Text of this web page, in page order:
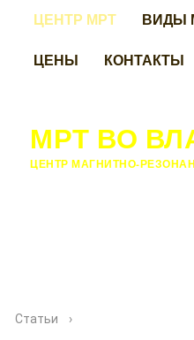
ЦЕНТР МРТ
ВИДЫ
ЦЕНЫ
КОНТАКТЫ
МРТ ВО
ЦЕНТР МАГНИТНО-
Статьи ›